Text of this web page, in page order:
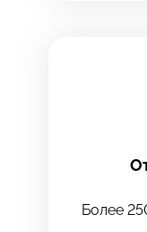
Более